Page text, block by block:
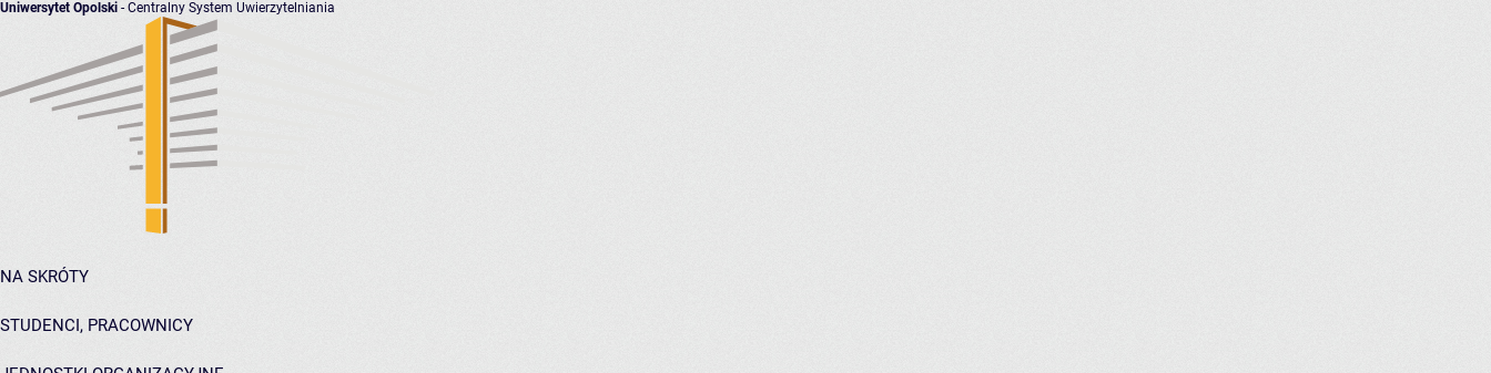
Uniwersytet Opolski - Centralny System Uwierzytelniania
NA SKRÓTY
STUDENCI, PRACOWNICY